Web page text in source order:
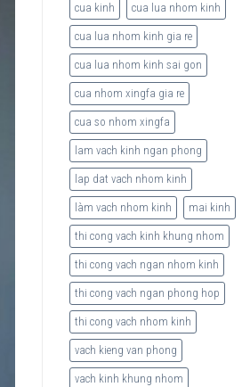
cua kinh cua lua nhom kinh
cua lua nhom kinh gia re
cua lua nhom kinh sai gon
cua nhom xingfa gia re
cua so nhom xingfa
lam vach kinh ngan phong
lap dat vach nhom kinh
làm vach nhom kinh mai kinh
thi cong vach kinh khung nhom
thi cong vach ngan nhom kinh
thi cong vach ngan phong hop
thi cong vach nhom kinh
vach kieng van phong
vach kinh khung nhom